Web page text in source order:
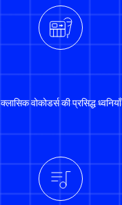
क्लासिक वोकोडर्स की प्रसिद्ध ध्वनियाँ